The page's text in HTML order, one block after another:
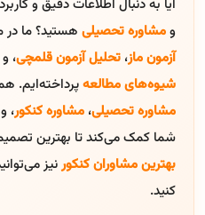
آیا به دنبال اطلاعات دقیق و
ومشاوره تحصیلی هستید؟ ما در
آزمون ماز، تحلیل آزمون قلمچی،
شیوه‌های مطالعهپرداخته‌ایم.
مشاوره تحصیلی، مشاوره کنکور،
شما کمک می‌کند تا بهترین
بهترین مشاوران کنکورنیز
کنید.